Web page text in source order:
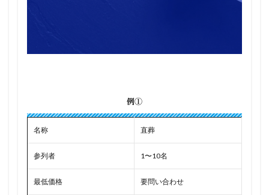
例①
名称 直葬
参列者 1〜10名
最低価格 要問い合わせ